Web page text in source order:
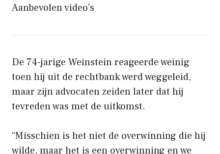
Aanbevolen video’s
De 74-jarige Weinstein reageerde weinig
toen hij uit de rechtbank werd weggeleid,
maar zijn advocaten zeiden later dat hij
tevreden was met de uitkomst.
“Misschien is het niet de overwinning die hij
wilde, maar het is een overwinning en we